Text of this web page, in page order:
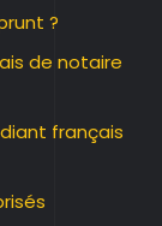
?
de notaire
français